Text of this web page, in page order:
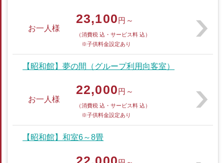
お一人様
23,100円～
（消費税 込・サービス料 込）
※子供料金設定あり
【昭和館】夢の間（グループ利用向客室）
お一人様
22,000円～
（消費税 込・サービス料 込）
※子供料金設定あり
【昭和館】和室6～8畳